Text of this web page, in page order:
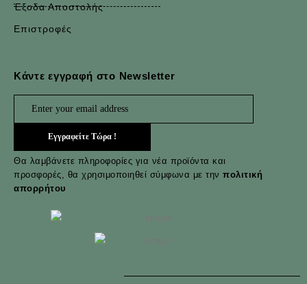
Έξοδα Αποστολής
Επιστροφές
Κάντε εγγραφή στο Newsletter
Θα λαμβάνετε πληροφορίες για νέα προϊόντα και
προσφορές, θα χρησιμοποιηθεί σύμφωνα με την πολιτική
απορρήτου